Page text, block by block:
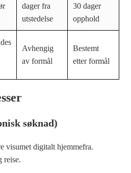
dager fra
utstedelse
30 dager
opphold
Avhengig
av formål
Bestemt
etter formål
søknad)
visumet digitalt hjemmefra.
reise.